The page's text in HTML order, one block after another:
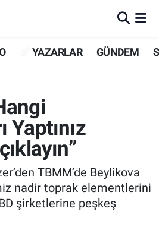
YAZARLAR GÜNDEM
Yaptınız
TBMM’de Beylikova
nadir toprak elementlerini
şirketlerine peşkeş
Eczaneler
Haritası
ve Fikstür